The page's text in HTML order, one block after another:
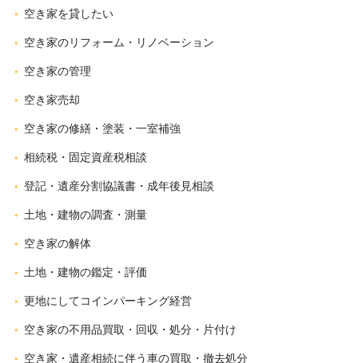
空き家を貸したい
空き家のリフォーム・リノベーション
空き家の管理
空き家売却
空き家の修繕・塗装・一室補強
相続税・固定資産税相談
登記・遺産分割協議書・成年後見相談
土地・建物の調査・測量
空き家の解体
土地・建物の鑑定・評価
更地にしてコインパーキング経営
空き家の不用品買取・回収・処分・片付け
空き家・遺産相続に伴う車の買取・撤去処分